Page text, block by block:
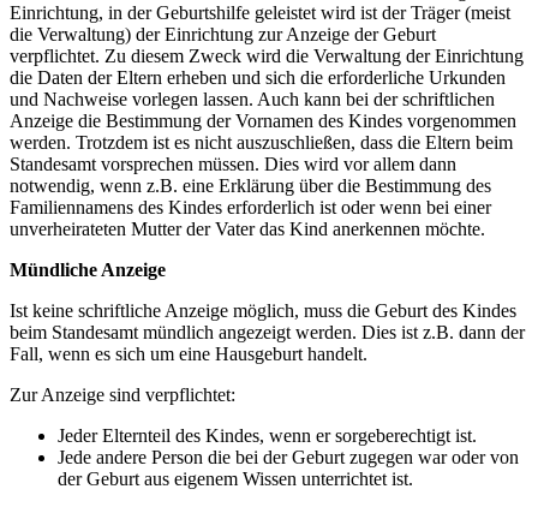
Einrichtung, in der Geburtshilfe geleistet wird ist der Träger (meist
die Verwaltung) der Einrichtung zur Anzeige der Geburt
verpflichtet. Zu diesem Zweck wird die Verwaltung der Einrichtung
die Daten der Eltern erheben und sich die erforderliche Urkunden
und Nachweise vorlegen lassen. Auch kann bei der schriftlichen
Anzeige die Bestimmung der Vornamen des Kindes vorgenommen
werden. Trotzdem ist es nicht auszuschließen, dass die Eltern beim
Standesamt vorsprechen müssen. Dies wird vor allem dann
notwendig, wenn z.B. eine Erklärung über die Bestimmung des
Familiennamens des Kindes erforderlich ist oder wenn bei einer
unverheirateten Mutter der Vater das Kind anerkennen möchte.
Mündliche Anzeige
Ist keine schriftliche Anzeige möglich, muss die Geburt des Kindes
beim Standesamt mündlich angezeigt werden. Dies ist z.B. dann der
Fall, wenn es sich um eine Hausgeburt handelt.
Zur Anzeige sind verpflichtet:
Jeder Elternteil des Kindes, wenn er sorgeberechtigt ist.
Jede andere Person die bei der Geburt zugegen war oder von
der Geburt aus eigenem Wissen unterrichtet ist.